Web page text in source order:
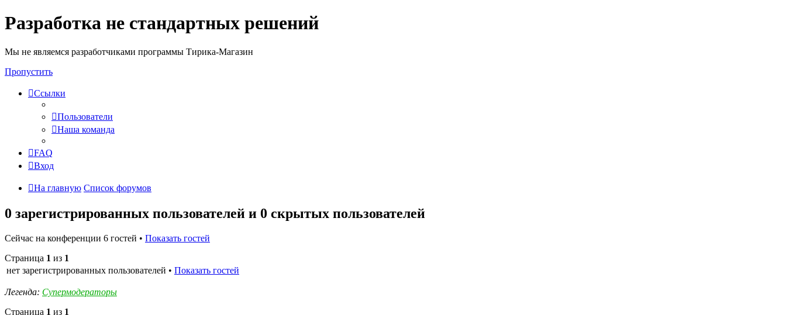
Разработка не стандартных решений
Мы не являемся разработчиками программы Тирика-Магазин
Пропустить
Ссылки
Пользователи
Наша команда
FAQ
Вход
На главную Список форумов
0 зарегистрированных пользователей и 0 скрытых пользователей
Сейчас на конференции 6 гостей • Показать гостей
Страница 1 из 1
нет зарегистрированных пользователей • Показать гостей
Легенда: Супермодераторы
Страница 1 из 1